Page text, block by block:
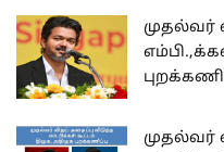
முதல்வர்
முதல்வர்